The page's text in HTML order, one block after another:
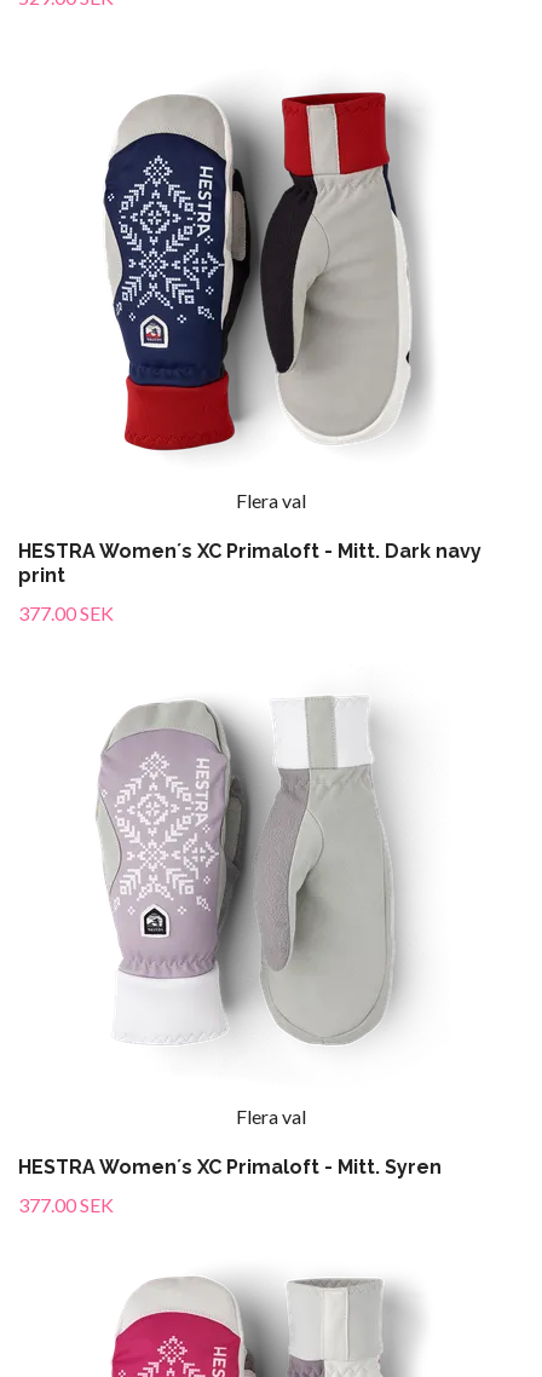
Flera val
HESTRA Women´s XC Primaloft - Mitt. Dark navy
print
377.00 SEK
Flera val
HESTRA Women´s XC Primaloft - Mitt. Syren
377.00 SEK